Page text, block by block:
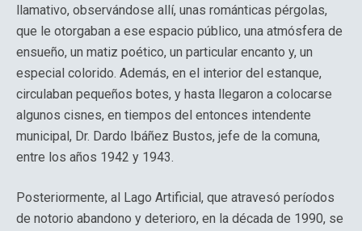
llamativo, observándose allí, unas románticas pérgolas,
que le otorgaban a ese espacio público, una atmósfera de
ensueño, un matiz poético, un particular encanto y, un
especial colorido. Además, en el interior del estanque,
circulaban pequeños botes, y hasta llegaron a colocarse
algunos cisnes, en tiempos del entonces intendente
municipal, Dr. Dardo Ibáñez Bustos, jefe de la comuna,
entre los años 1942 y 1943.
Posteriormente, al Lago Artificial, que atravesó períodos
de notorio abandono y deterioro, en la década de 1990, se